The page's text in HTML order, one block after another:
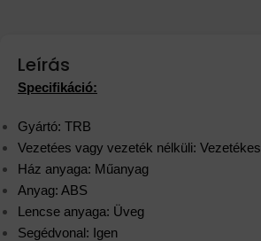
Leírás
Specifikáció:
Gyártó: TRB
Vezetées vagy vezeték nélküli: Vezetékes
Ház anyaga: Műanyag
Anyag: ABS
Lencse anyaga: Üveg
Segédvonal: Igen